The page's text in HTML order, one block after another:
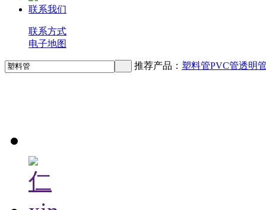
联系我们
联系方式
电子地图
推荐产品： 塑料管PVC管透明